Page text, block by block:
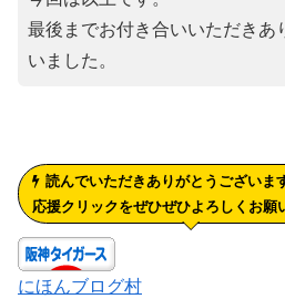
最後までお付き合いいただきあ
いました。
読んでいただきありがとうございま
応援クリックをぜひぜひよろしくお願
にほんブログ村